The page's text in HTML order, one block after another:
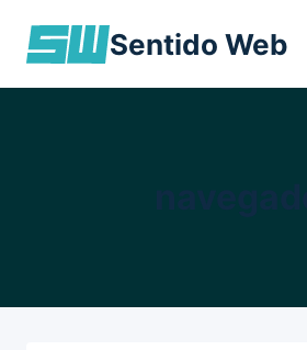
Sentido Web